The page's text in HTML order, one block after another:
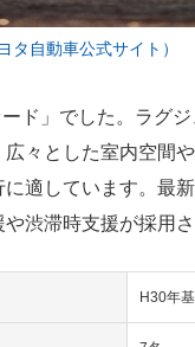
タ自動車公式サイト）
ド」でした。ラグ
々とした室内空間
適しています。最
渋滞時支援が採用さ
H30